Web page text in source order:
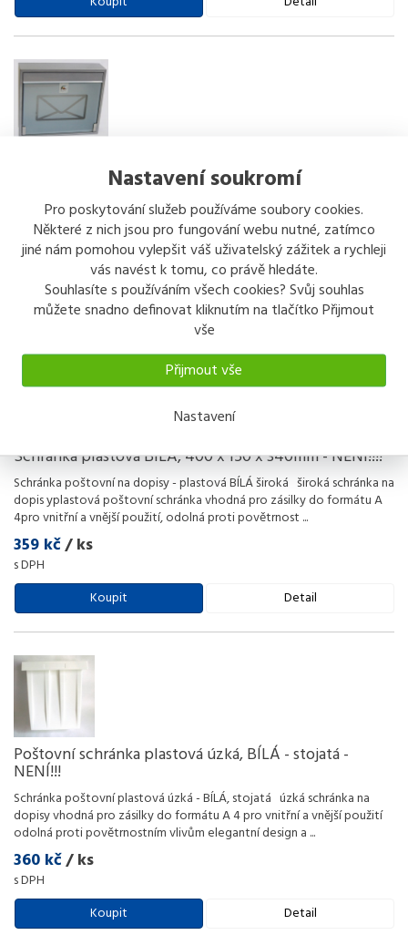
Nastavení soukromí
Pro poskytování služeb používáme soubory cookies.
Některé z nich jsou pro fungování webu nutné, zatímco
jiné nám pomohou vylepšit váš uživatelský zážitek a rychleji
vás navést k tomu, co právě hledáte.
Souhlasíte s používáním všech cookies? Svůj souhlas
můžete snadno definovat kliknutím na tlačítko Přijmout
vše
Přijmout vše
Nastavení
Poštovní schránka KVIDO-ŠEDÁ se sklem - ocelová schránka- vhoz i
výběr vpředu- tvrzené sklo- 2ks klíče- pojme zásilku A4- montážní
materiál Poštovní schránky jsou vhodné pro venkovní použití,...
1.029 kč/ ks
Koupit
Detail
Schránka plastová BÍLÁ, 400 x 150 x 340mm - NENÍ!!!!
Schránka poštovní na dopisy - plastová BÍLÁ široká široká schránka na
dopis yplastová poštovní schránka vhodná pro zásilky do formátu A
4pro vnitřní a vnější použití, odolná proti povětrnost ...
359 kč/ ks
s DPH
Koupit
Detail
Poštovní schránka plastová úzká, BÍLÁ - stojatá -
NENÍ!!!
Schránka poštovní plastová úzká - BÍLÁ, stojatá úzká schránka na
dopisy vhodná pro zásilky do formátu A 4 pro vnitřní a vnější použití
odolná proti povětrnostním vlivům elegantní design a ...
360 kč/ ks
s DPH
Koupit
Detail